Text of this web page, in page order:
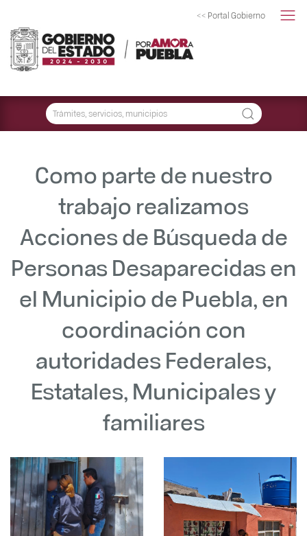
<< Portal Gobierno
Como parte de nuestro
trabajo realizamos
Acciones de Búsqueda de
Personas Desaparecidas en
el Municipio de Puebla, en
coordinación con
autoridades Federales,
Estatales, Municipales y
familiares